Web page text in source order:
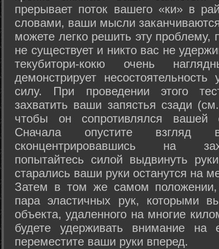
прерывает поток вашего «ки» в
словами, ваши мысли
можете легко решить эту проблему,
не существует и никто вас не
текубитори-кокю очень
демонстрирует
силу. При проведении этого
захватить ваши запястья сзади
чтобы он сопротивлялся вашей
Сначала опустите
сконцентрировавшись на
попытайтесь силой выдвинуть
старались ваши руки останутся на
Затем в том же самом положении,
пара эластичных рук, которыми
объекта, удаленного на многие
будете удерживать внимание на
переместите ваши руки вперед.